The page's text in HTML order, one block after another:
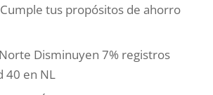
tus propósitos de ahorro
Disminuyen 7% registros
40 en NL